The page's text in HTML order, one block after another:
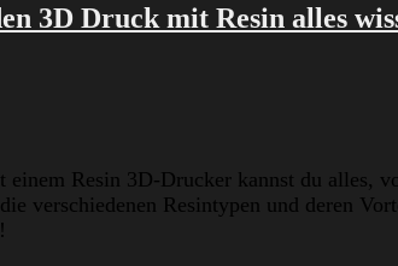
3D Druck mit Resin alles
Resin 3D-Drucker kannst du alles,
verschiedenen Resintypen und deren